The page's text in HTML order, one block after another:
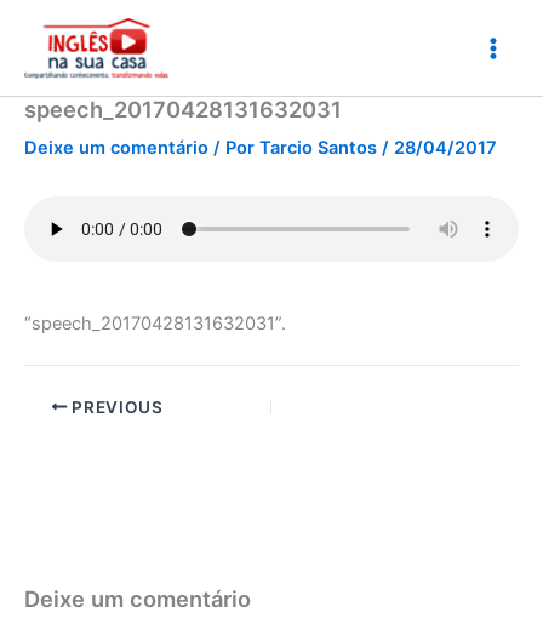
conteúdo
speech_20170428131632031
Deixe um comentário / Por Tarcio Santos / 28/04/2017
“speech_20170428131632031”.
PREVIOUS
Deixe um comentário